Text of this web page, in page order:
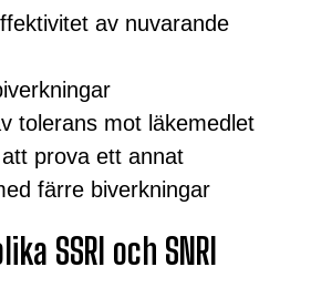
av nuvarande
tolerans mot läkemedlet
prova ett annat
färre biverkningar
SSRI och SNRI